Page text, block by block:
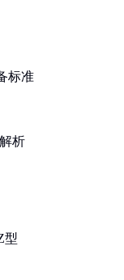
标准
析
型